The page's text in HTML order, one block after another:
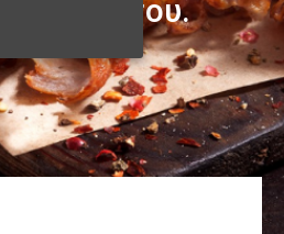
προϊόντα